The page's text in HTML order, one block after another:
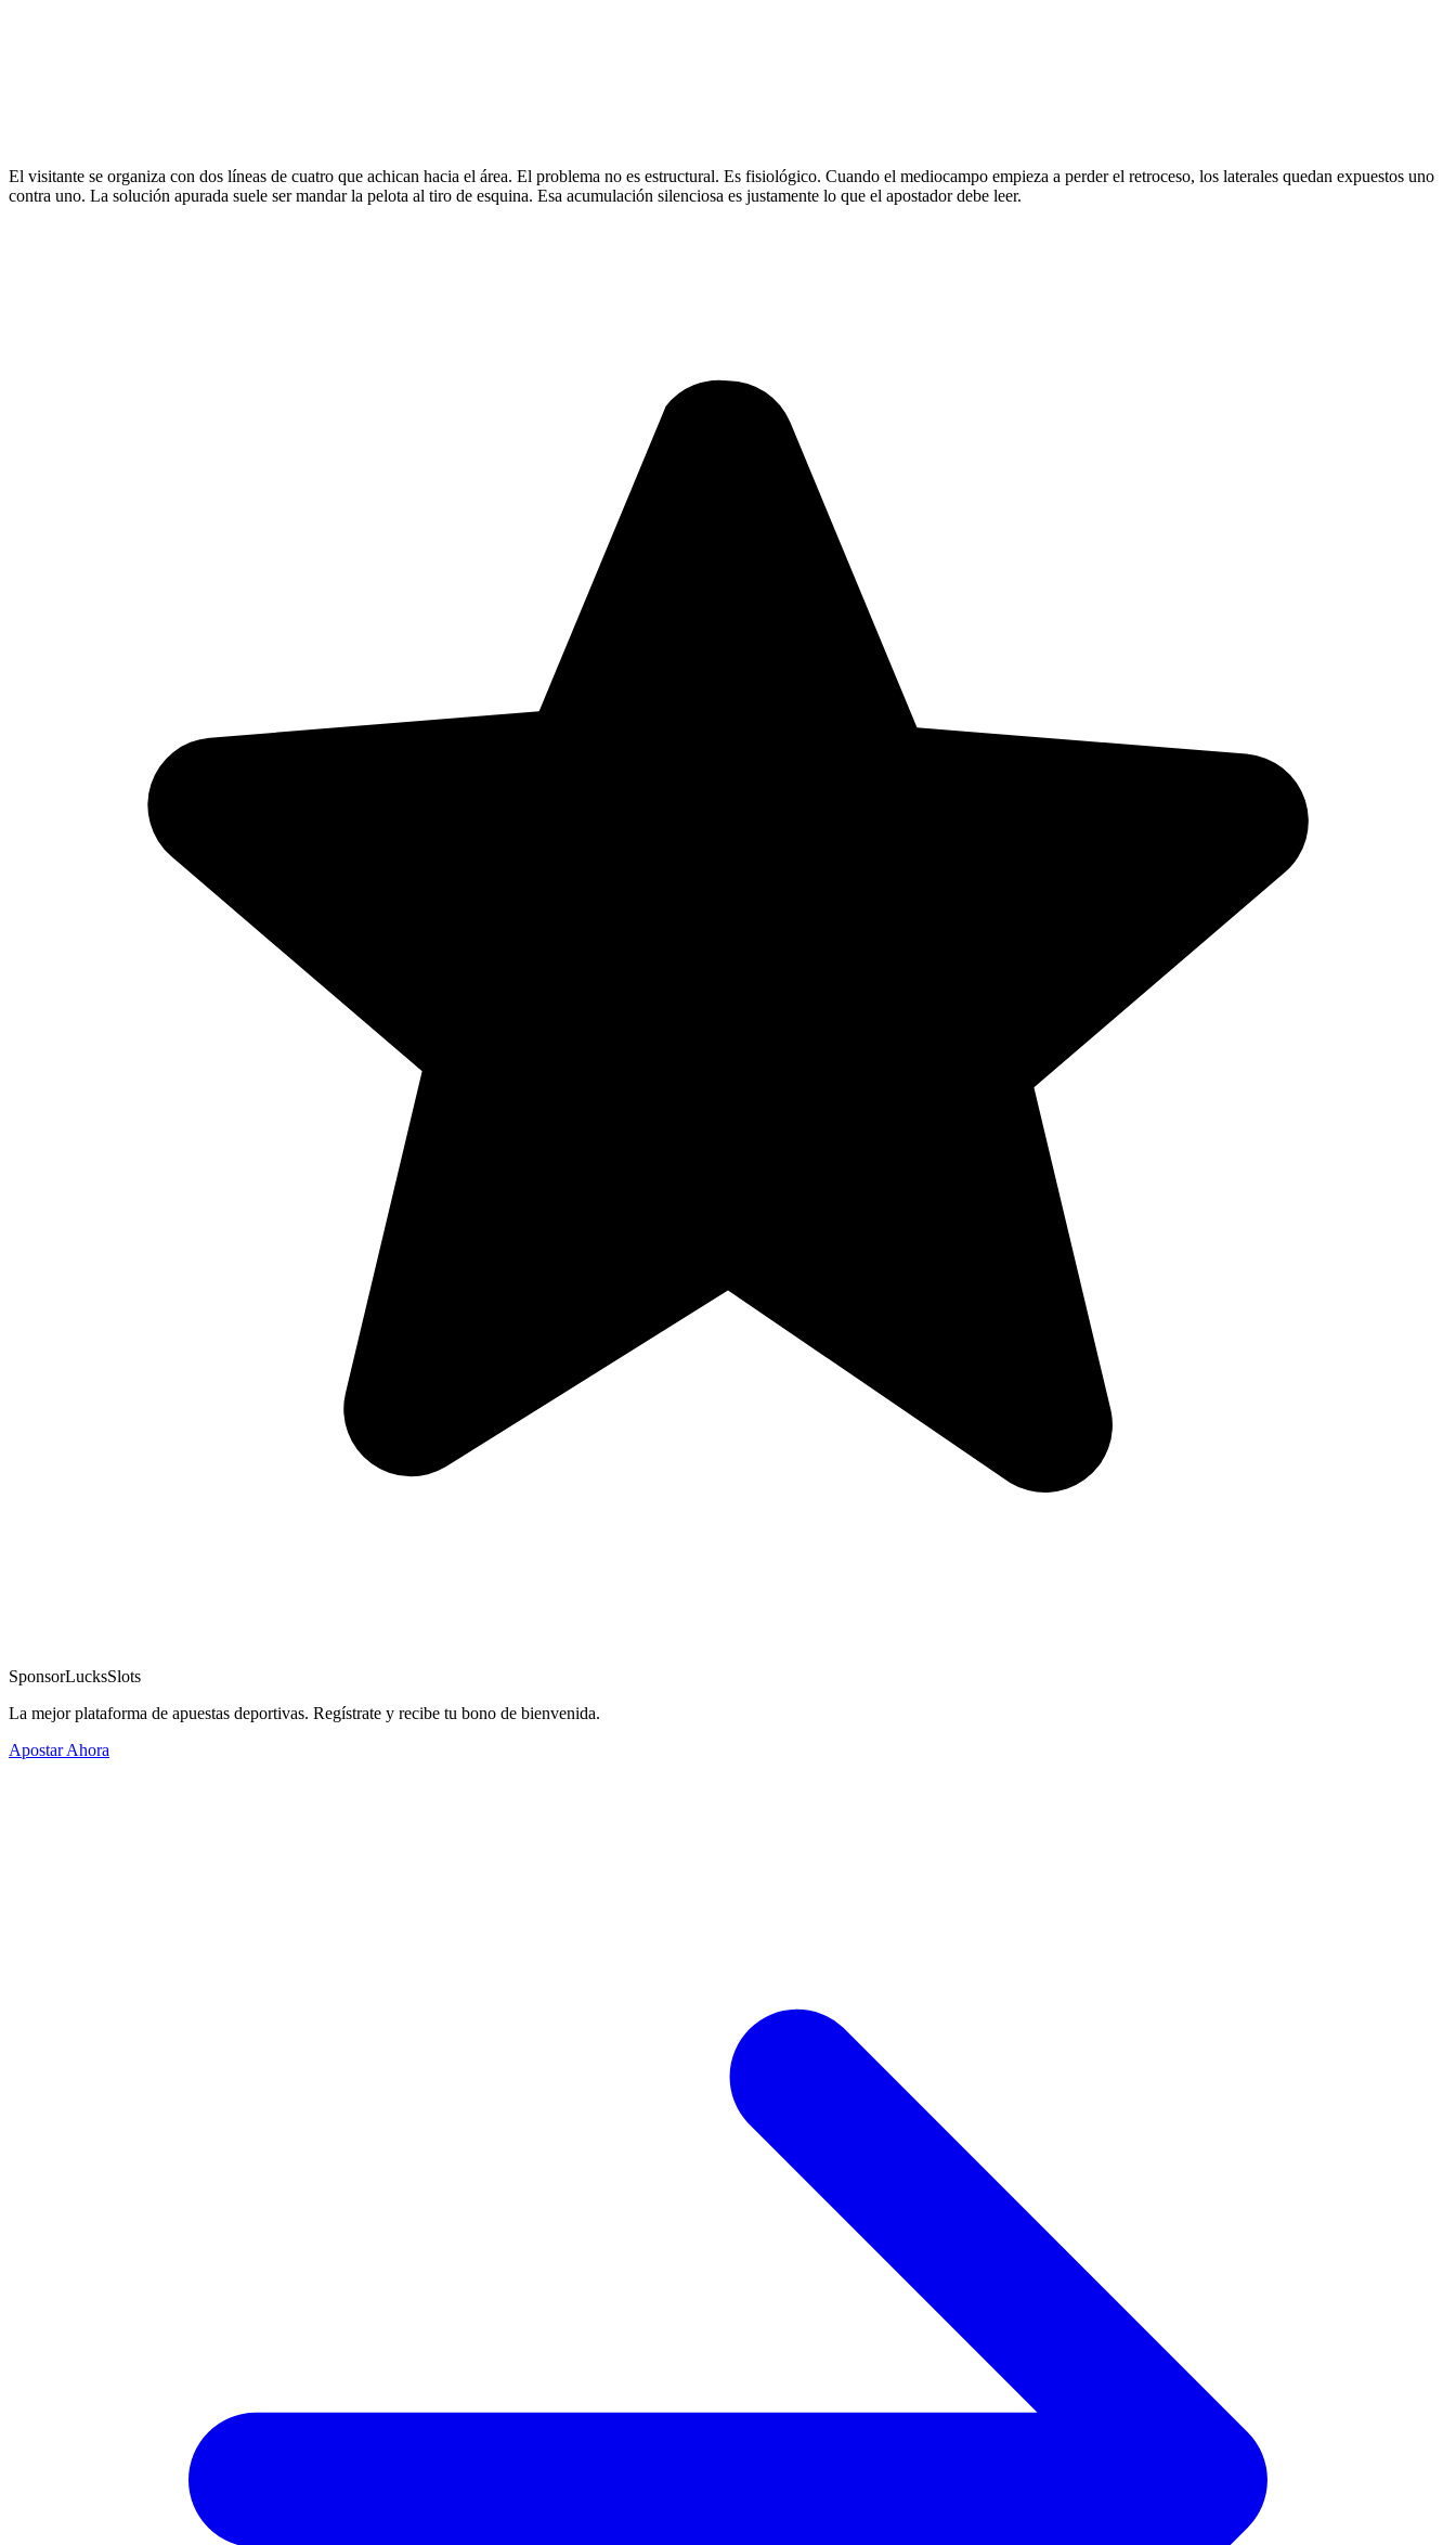
El visitante se organiza con dos líneas de cuatro que achican hacia el área. El problema no es estructural. Es fisiológico. Cuando el mediocampo empieza a perder el retroceso, los laterales quedan expuestos uno
contra uno. La solución apurada suele ser mandar la pelota al tiro de esquina. Esa acumulación silenciosa es justamente lo que el apostador debe leer.
SponsorLucksSlots
La mejor plataforma de apuestas deportivas. Regístrate y recibe tu bono de bienvenida.
Apostar Ahora